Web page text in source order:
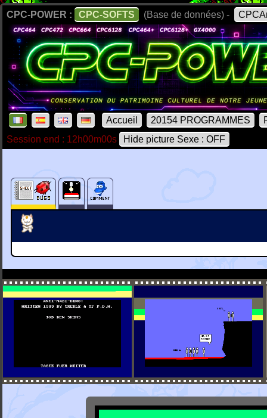
CPC-POWER : CPC-SOFTS (Base de données) -
Accueil 20154 PROGRAMMES
Session end : 12h00m00s
Hide picture Sexe : OFF